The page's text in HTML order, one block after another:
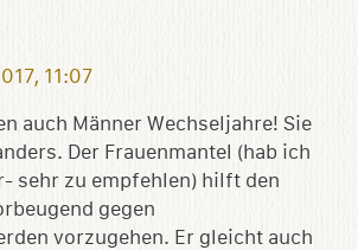
11:07
auch Männer Wechseljahre! Sie
Der Frauenmantel (hab ich
sehr zu empfehlen) hilft den
gegen
vorzugehen. Er gleicht auch